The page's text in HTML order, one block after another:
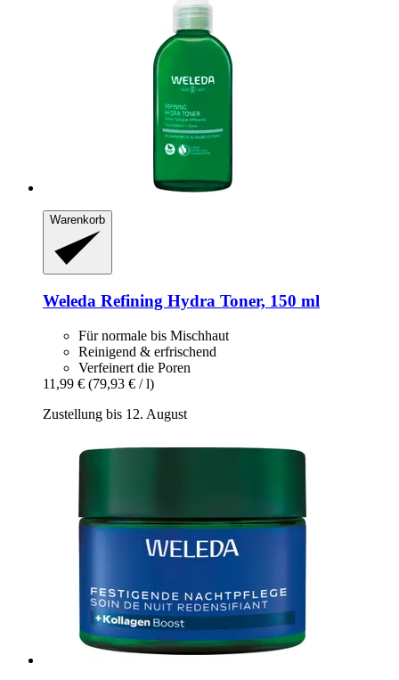
Warenkorb
Weleda Refining Hydra Toner, 150 ml
Für normale bis Mischhaut
Reinigend & erfrischend
Verfeinert die Poren
11,99 € (79,93 € / l)
Zustellung bis 12. August